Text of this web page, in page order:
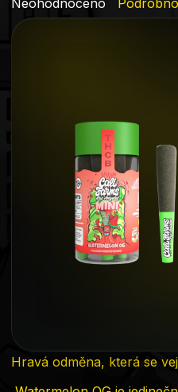
Hravá odměna, která se
hodnocení
Neohodnoceno